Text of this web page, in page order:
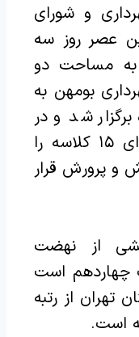
و شورای
عصر روز سه
به مساحت دو
بومهن به
شد و در
ادامه این شهرداری مدرسه ای ۱۵ کلاسه را
و پرورش قرار
از نهضت
چهاردهم است
تهران از رتبه